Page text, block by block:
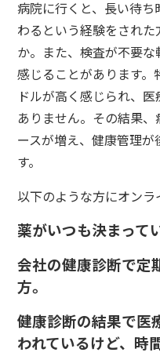
病院に行くと、長い待
わるという経験をされ
か。また、検査が不要
感じることがあります。
ドルが高く感じられ、
ありません。その結果
ースが増え、健康管理
す。
以下のような方にオンラ
薬がいつも決まって
会社の健康診断で定
方。
健康診断の結果で医
われているけど、時